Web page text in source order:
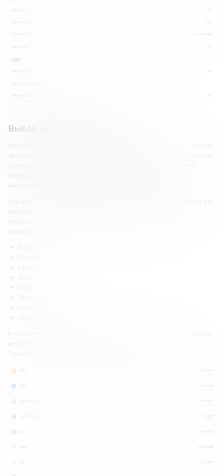
Выбор инструментов Kuna
Чем больше цифровых активов, тем больше возможностей для
трейдеров, и тем легче найти подходящие активы для открытия
успешных сделок. Помимо непосредственно криптовалют,
биржи могут предлагать и дополнительные торговые
инструменты – деривативы, фьючерсы, опционы и т.д.
Однако у Kuna выбор инструментов ограниченный. Трейдерам
предлагают 24 криптовалюты и 41 торговую пару. Клиенты
биржи могут работать со следующими видами цифровых
активов:
Ripple.
К сожалению, другие инструменты здесь недоступны. На бирже
нельзя торговать фьючерсами, деривативами, опционами.
Также здесь нет поддержки NFT-токенов.